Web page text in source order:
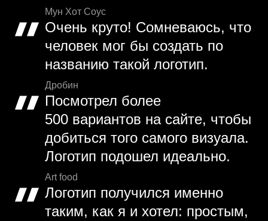
Мун Хот Соус
Очень круто! Сомневаюсь, что
человек мог бы создать по
названию такой логотип.
Дробин
Посмотрел более
500 вариантов на сайте, чтобы
добиться того самого визуала.
Логотип подошел идеально.
Art food
Логотип получился именно
таким, как я и хотел: простым,